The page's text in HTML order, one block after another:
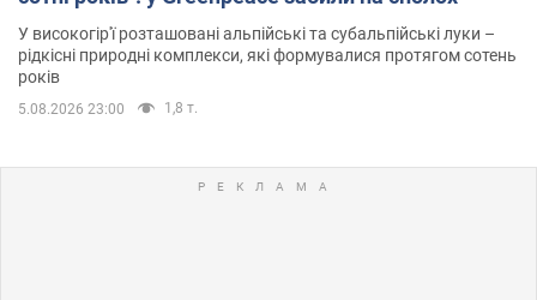
У високогір'ї розташовані альпійські та субальпійські луки –
рідкісні природні комплекси, які формувалися протягом сотень
років
5.08.2026 23:00 1,8 т.